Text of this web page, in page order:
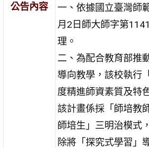
公告內容
一、依據國立臺灣師
月2日師大師字第
理。
二、為配合教育部推
導向教學，該校執行
度精進師資素質及特
該計畫係採「師培教
師培生」三明治模式，
除將「探究式學習」